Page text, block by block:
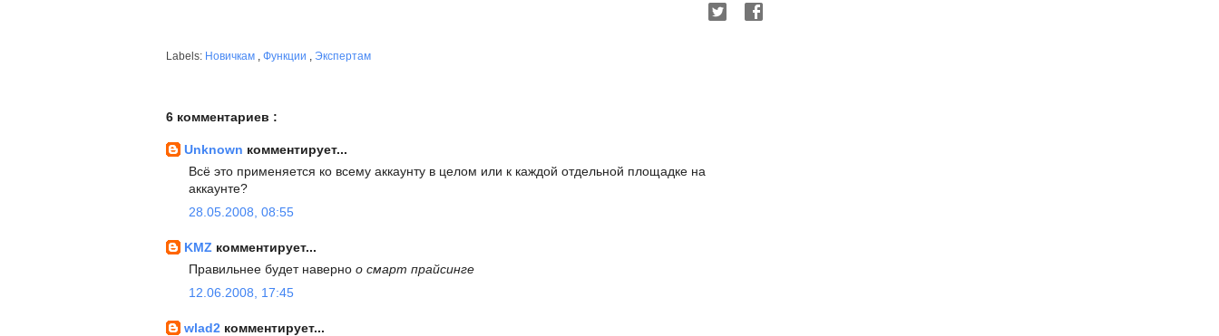
Labels: Новичкам , Функции , Экспертам
6 комментариев :
Unknown комментирует...
Всё это применяется ко всему аккаунту в целом или к каждой отдельной площадке на
аккаунте?
28.05.2008, 08:55
KMZ комментирует...
Правильнее будет наверно о смарт прайсинге
12.06.2008, 17:45
wlad2 комментирует...